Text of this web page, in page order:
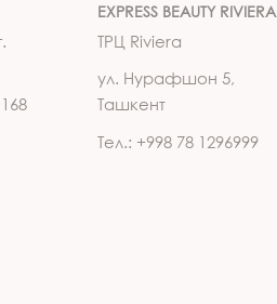
EXPRESS BEAUTY RIVIERA
ТРЦ Riviera
ул. Нурафшон 5,
Ташкент
Тел.: +998 78 1296999